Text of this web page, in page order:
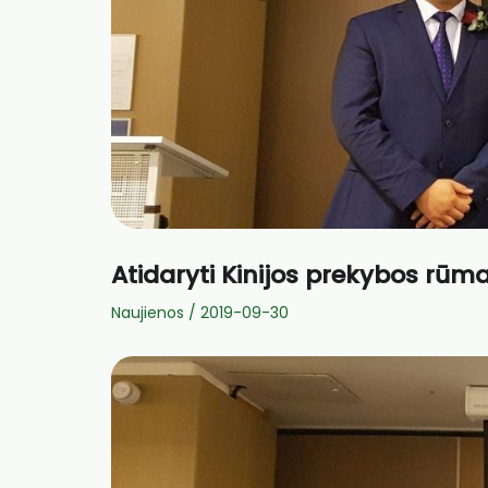
Atidaryti Kinijos prekybos
Naujienos / 2019-09-30